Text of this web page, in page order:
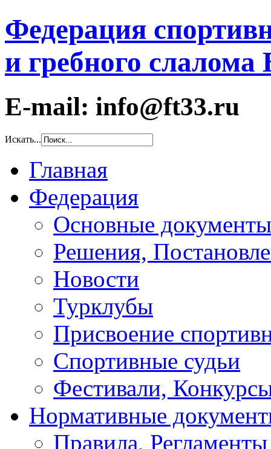
Федерация
и гребного
E-mail: info@ft33.ru
Искать...
Главная
Федерация
Основные документы
Решения,
Новости
Турклубы
Присвоение
Спортивные судьи
Фестивали,
Нормативные
Правила, Регламенты